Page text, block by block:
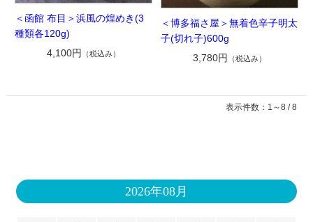
＜函館 布目＞浜風の煌めき(3
種類各120g)
4,100円
（税込み）
＜博多福さ屋＞無着色辛子明太
子(切れ子)600g
3,780円
（税込み）
表示件数：1～8 / 8
2026年08月